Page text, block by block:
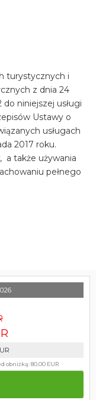
turystycznych i
z dnia 24
do niniejszej usługi
Ustawy o
usługach
2017 roku.
a także używania
pełnego
obniżką:80.00 EUR